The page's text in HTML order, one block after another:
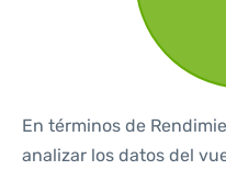
En términos de
analizar los datos del